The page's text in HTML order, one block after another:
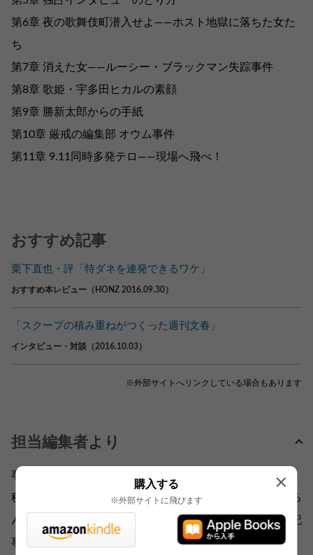
第6章 夜の歌舞伎町潜入せよ――ホスト地獄に落ちた女た
ち
第7章 消えた女――ルーシー・ブラックマン失踪事件
第8章 歌姫・宇多田ヒカルの素顔
第9章 勝新太郎からの手紙
第10章 厳戒の編集部 オウム事件
第11章 9.11同時多発テロ――現場へ飛べ！
おすすめ記事
栗下直也・評「特ダネを連発できるワケ」
おすすめ本レビュー（HONZ 2016.09.30）
「スクープの積み重ねがつくった週刊文春」
インタビュー・対談（2016.10.03）
※外部サイトへリンクしている場合もあります
担当編集者より
事件やマスコミの裏側を描くノンフィクションというと、
秘話や意外な事実を期待されると思います。本書ももちろ
んそういう魅力がありますが、加えてこれほど週刊誌の記
事が出来上がるまでを詳細に描いた作品はないと思いま
購入する
※外部サイトに飛びます